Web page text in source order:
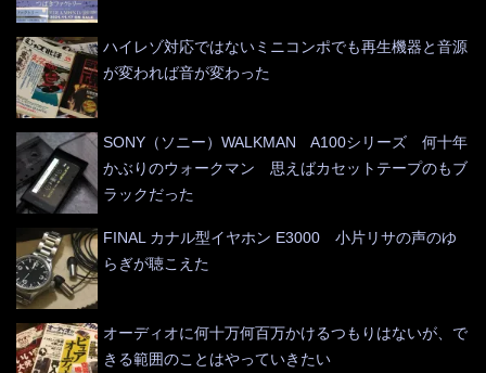
ハイレゾ対応ではないミニコンポでも再生機器と音源
が変われば音が変わった
SONY（ソニー）WALKMAN A100シリーズ 何十年
かぶりのウォークマン 思えばカセットテープのもブ
ラックだった
FINAL カナル型イヤホン E3000 小片リサの声のゆ
らぎが聴こえた
オーディオに何十万何百万かけるつもりはないが、で
きる範囲のことはやっていきたい